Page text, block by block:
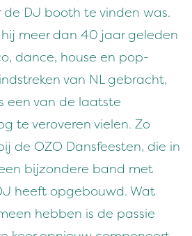
DJ booth te vinden was.
meer dan 40 jaar geleden
dance, house en pop-
van NL gebracht,
een van de laatste
te veroveren vielen. Zo
de OZO Dansfeesten, die in
bijzondere band met
heeft opgebouwd. Wat
hebben is de passie